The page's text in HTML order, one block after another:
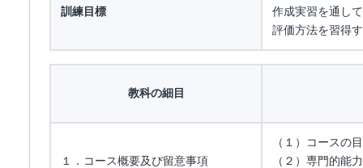
訓練目標
作成実習を通し
評価方法を習得
教科の細目
１．コース概要及び留意事項
（１）コースの
（２）専門的能